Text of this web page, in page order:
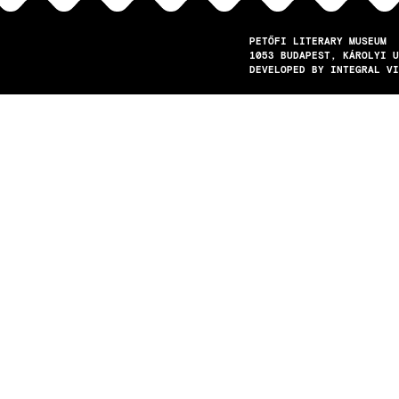
PETŐFI LITERARY MUSEUM
1053
BUDAPEST
KÁROLYI
DEVELOPED BY INTEGRAL